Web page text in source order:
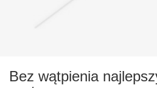
Bez wątpienia